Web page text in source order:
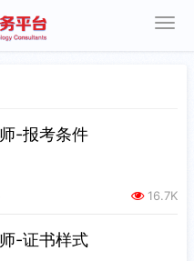
-报考条件
16.7K
-证书样式